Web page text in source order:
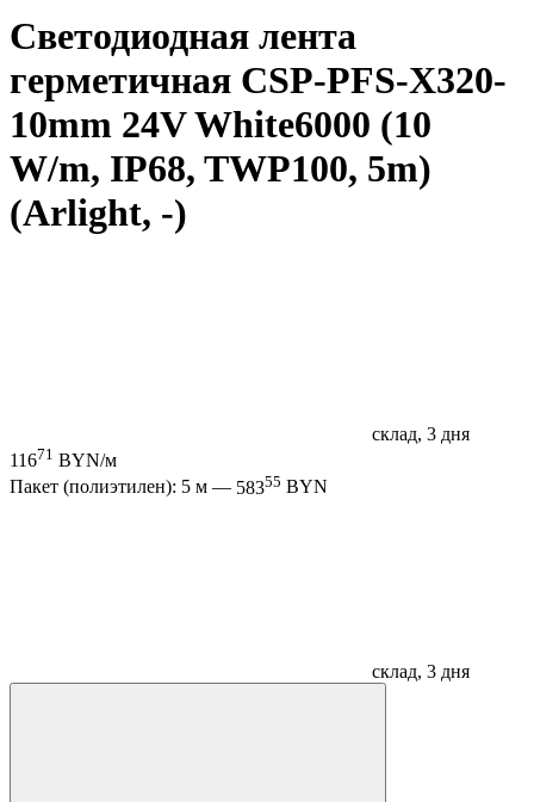
Светодиодная лента
герметичная CSP-PFS-X320-
10mm 24V White6000 (10
W/m, IP68, TWP100, 5m)
(Arlight, -)
склад, 3 дня
11671 BYN/м
Пакет (полиэтилен): 5 м — 58355 BYN
склад, 3 дня